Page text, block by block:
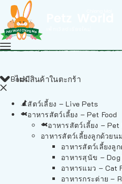
ไม่มีสินค้าในตะกร้า
Back
สัตว์เลี้ยง – Live Pets
อาหารสัตว์เลี้ยง – Pet Food
อาหารสัตว์เลี้ยง – Pet
อาหารสัตว์เลี้ยงลูกด้วยน
อาหารสัตว์เลี้ยงลู
อาหารสุนัข – Dog
อาหารแมว – Cat
อาหารกระต่าย –